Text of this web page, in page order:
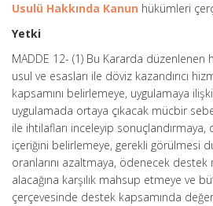
Usulü Hakkında Kanun hükümleri
Yetki
MADDE 12- (1) Bu Kararda düzenlenen
usul ve esasları ile döviz kazandırıcı
kapsamını belirlemeye, uygulamaya
uygulamada ortaya çıkacak mücbir
ile ihtilafları inceleyip sonuçlandırmaya,
içeriğini belirlemeye, gerekli görülmesi
oranlarını azaltmaya, ödenecek destek
alacağına karşılık mahsup etmeye ve
çerçevesinde destek kapsamında